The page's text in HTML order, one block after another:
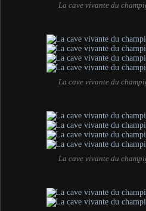
La cave vivante du
La cave vivante du
La cave vivante du